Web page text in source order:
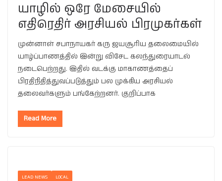
யாழில் ஒரே மேசையில்
எதிரெதிர் அரசியல் பிரமுகர்கள்
முன்னாள் சபாநாயகர் கரு ஜயசூரிய தலைமையில்
யாழ்ப்பாணத்தில் இன்று விசேட கலந்துரையாடல்
நடைபெற்றது. இதில் வடக்கு மாகாணத்தைப்
பிரதிநிதித்துவப்படுத்தும் பல முக்கிய அரசியல்
தலைவர்களும் பங்கேற்றனர். குறிப்பாக
Read More
LEAD NEWS LOCAL